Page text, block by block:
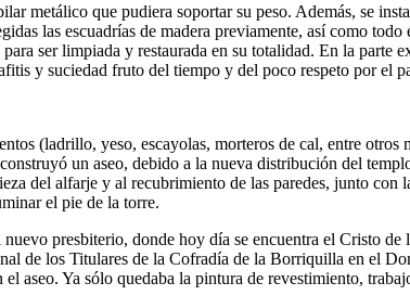
metálico que pudiera soportar su peso. Además, se
las escuadrías de madera previamente, así como
ser limpiada y restaurada en su totalidad. En la parte
y suciedad fruto del tiempo y del poco respeto por el
(ladrillo, yeso, escayolas, morteros de cal, entre otros
un aseo, debido a la nueva distribución del
del alfarje y al recubrimiento de las paredes, junto con
el pie de la torre.
presbiterio, donde hoy día se encuentra el Cristo
de los Titulares de la Cofradía de la Borriquilla en el
aseo. Ya sólo quedaba la pintura de revestimiento,